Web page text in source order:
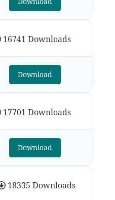
16741 Downloads
Download
17701 Downloads
Download
18335 Downloads